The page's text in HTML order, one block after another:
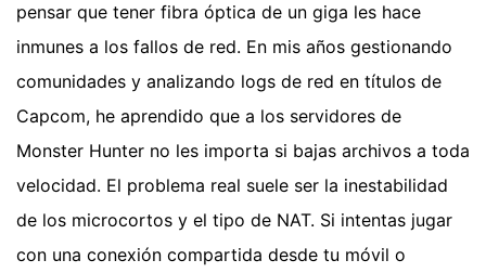
pensar que tener fibra óptica de un giga les hace
inmunes a los fallos de red. En mis años gestionando
comunidades y analizando logs de red en títulos de
Capcom, he aprendido que a los servidores de
Monster Hunter no les importa si bajas archivos a toda
velocidad. El problema real suele ser la inestabilidad
de los microcortos y el tipo de NAT. Si intentas jugar
con una conexión compartida desde tu móvil o